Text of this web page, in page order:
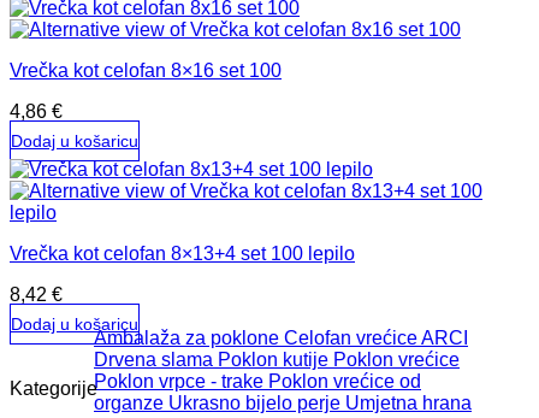
Ambalaža za poklone Celofan vrećice ARCI
Drvena slama Poklon kutije Poklon vrećice
Poklon vrpce - trake Poklon vrećice od
organze Ukrasno bijelo perje Umjetna hrana
Vrečka kot celofan 8×16 set 100
4,86 €
Dodaj u košaricu
Vrečka kot celofan 8×13+4 set 100 lepilo
8,42 €
Dodaj u košaricu
Kategorije